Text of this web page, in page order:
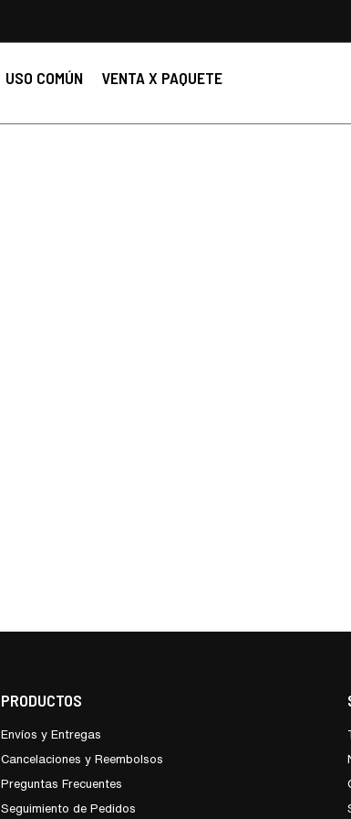
USO COMÚN VENTA X PAQUETE
PRODUCTOS
Envíos y Entregas
Cancelaciones y Reembolsos
Preguntas Frecuentes
Seguimiento de Pedidos